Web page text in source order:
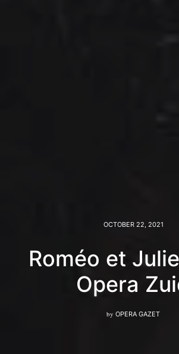
OCTOBER 22, 2021
Roméo et
Opera
by OPERA GAZET